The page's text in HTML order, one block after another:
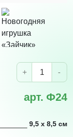
+ -
арт. Ф24
9,5 х 8,5 см